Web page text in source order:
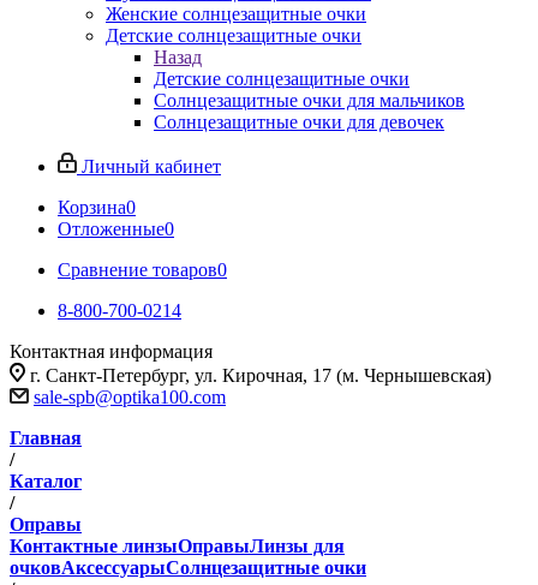
Женские солнцезащитные очки
Детские солнцезащитные очки
Назад
Детские солнцезащитные очки
Солнцезащитные очки для мальчиков
Солнцезащитные очки для девочек
Личный кабинет
Корзина0
Отложенные0
Сравнение товаров0
8-800-700-0214
Контактная информация
г. Санкт-Петербург, ул. Кирочная, 17 (м. Чернышевская)
sale-spb@optika100.com
Главная
/
Каталог
/
Оправы
Контактные линзыОправыЛинзы для
очковАксессуарыСолнцезащитные очки